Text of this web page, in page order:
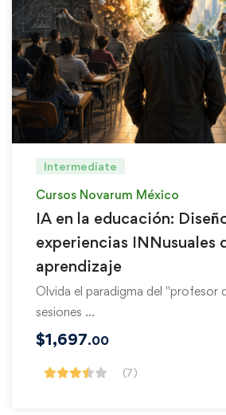
Intermediate
Cursos Novarum México
IA en la educación:
experiencias INNusuales
aprendizaje
Olvida el paradigma del "profesor
sesiones …
$1,697.00
(7)